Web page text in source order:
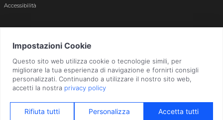
Accessibilità
Bergamo n. 01496180165 · Capitale Sociale i.v. € 800.000,00